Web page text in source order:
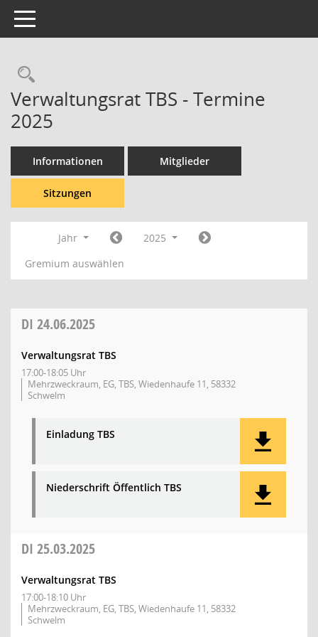
Toggle navigation
Rechercheauswahl
Verwaltungsrat TBS - Termine
2025
Informationen Mitglieder
Sitzungen
Jahr
2025
Gremium auswählen
DI 24.06.2025
Verwaltungsrat TBS
17:00-18:05 Uhr
Mehrzweckraum, EG, TBS, Wiedenhaufe 11, 58332
Schwelm
Einladung TBS
Niederschrift Öffentlich TBS
DI 25.03.2025
Verwaltungsrat TBS
17:00-18:10 Uhr
Mehrzweckraum, EG, TBS, Wiedenhaufe 11, 58332
Schwelm